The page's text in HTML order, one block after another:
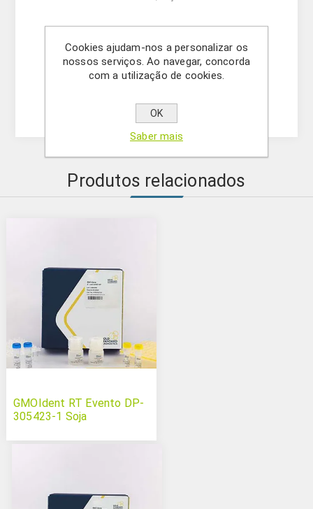
Outros kits disponíveis:
- GMOIdent RT IPC Roundup Ready™ Soja
(5421242601)
- GMOQuant IPC (LR) Roundup Ready™ Soja
Produtos relacionados
GMOIdent RT Evento DP-
305423-1 Soja
Cookies ajudam-nos a personalizar os
nossos serviços. Ao navegar, concorda
com a utilização de cookies.
OK
Saber mais